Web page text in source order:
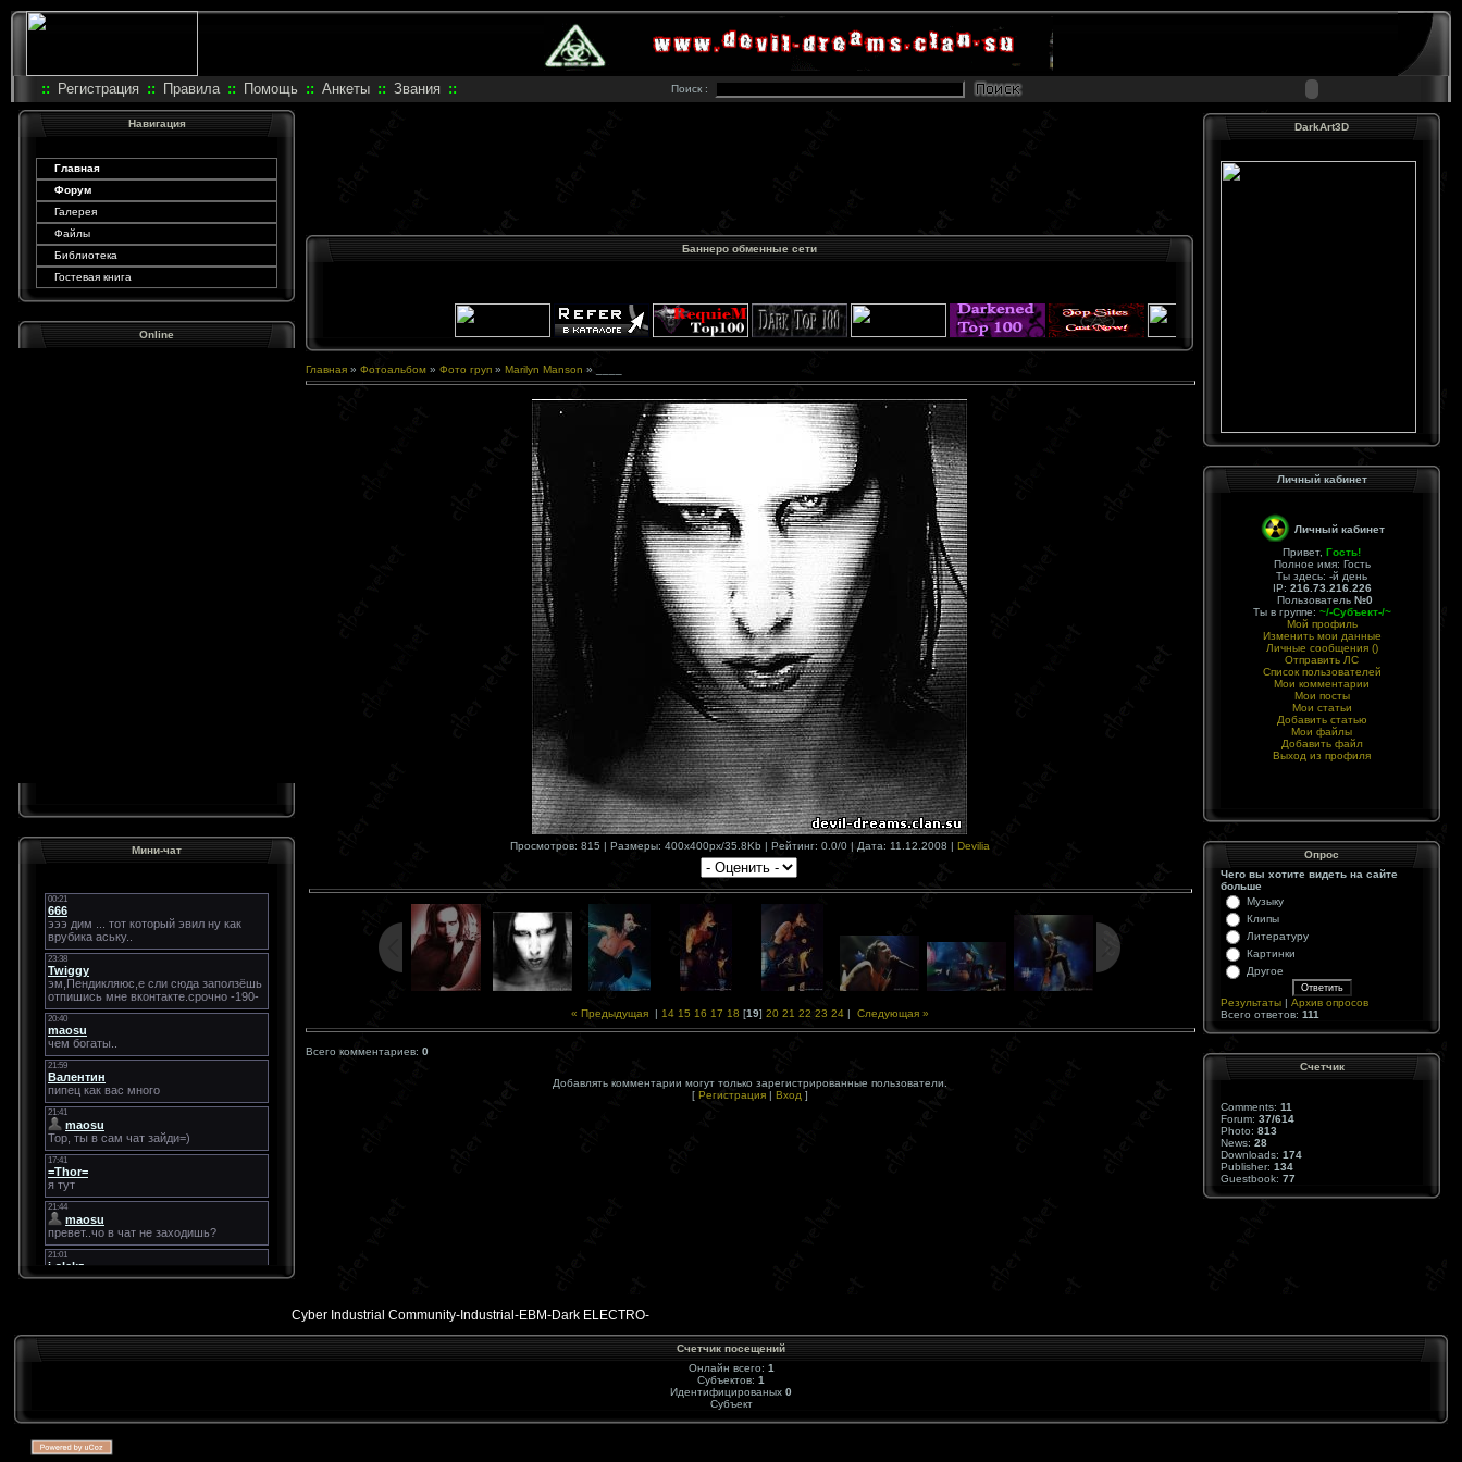
:: Регистрация :: Правила :: Помощь :: Анкеты :: Звания :: Поиск :
Навигация
Главная
Форум
Галерея
Файлы
Библиотека
Гостевая книга
Online
Мини-чат
Баннеро обменные сети
Главная » Фотоальбом » Фото груп » Marilyn Manson » ____
Просмотров: 815 | Размеры: 400x400px/35.8Kb | Рейтинг: 0.0/0 | Дата: 11.12.2008 | Devilia
« Предыдущая| 14 15 16 17 18 [19] 20 21 22 23 24| Следующая »
Всего комментариев: 0
Добавлять комментарии могут только зарегистрированные пользователи.
[ Регистрация| Вход ]
DarkArt3D
Личный кабинет
Личный кабинет
Привет, Гость!
Полное имя: Гость
Ты здесь: -й день
IP: 216.73.216.226
Пользователь №0
Ты в группе: ~/-Субъект-/~
Мой профиль
Изменить мои данные
Личные сообщения ()
Отправить ЛС
Список пользователей
Мои комментарии
Мои посты
Мои статьи
Добавить статью
Мои файлы
Добавить файл
Выход из профиля
Опрос
Чего вы хотите видеть на сайте
больше
Музыку
Клипы
Литературу
Картинки
Другое
Результаты | Архив опросов
Всего ответов: 111
Cчетчик
Comments: 11
Forum: 37/614
Photo: 813
News: 28
Downloads: 174
Publisher: 134
Guestbook: 77
Cyber Industrial Community-Industrial-EBM-Dark ELECTRO-
Счетчик посещений
Онлайн всего: 1
Субъектов: 1
Идентифицированых 0
Субъект